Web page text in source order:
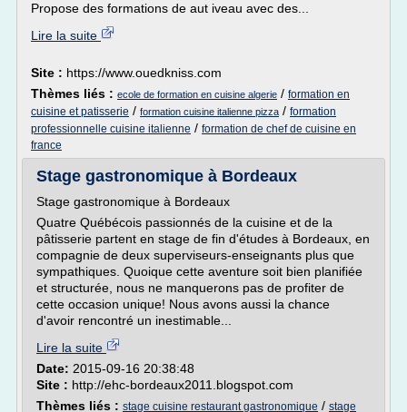
Propose des formations de aut iveau avec des...
Lire la suite
Site : https://www.ouedkniss.com
Thèmes liés : ecole de formation en cuisine algerie / formation en
cuisine et patisserie / formation cuisine italienne pizza / formation
professionnelle cuisine italienne / formation de chef de cuisine en
france
Stage gastronomique à Bordeaux
Stage gastronomique à Bordeaux
Quatre Québécois passionnés de la cuisine et de la
pâtisserie partent en stage de fin d'études à Bordeaux, en
compagnie de deux superviseurs-enseignants plus que
sympathiques. Quoique cette aventure soit bien planifiée
et structurée, nous ne manquerons pas de profiter de
cette occasion unique! Nous avons aussi la chance
d'avoir rencontré un inestimable...
Lire la suite
Date: 2015-09-16 20:38:48
Site : http://ehc-bordeaux2011.blogspot.com
Thèmes liés : stage cuisine restaurant gastronomique / stage